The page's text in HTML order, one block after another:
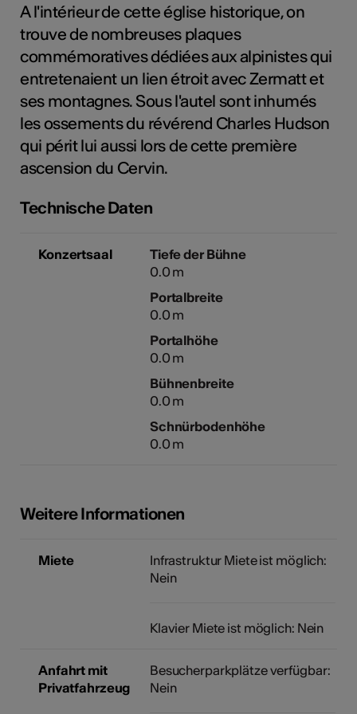
A l'intérieur de cette église historique, on
trouve de nombreuses plaques
commémoratives dédiées aux alpinistes qui
entretenaient un lien étroit avec Zermatt et
ses montagnes. Sous l'autel sont inhumés
les ossements du révérend Charles Hudson
qui périt lui aussi lors de cette première
ascension du Cervin.
Technische Daten
Konzertsaal
Tiefe der Bühne
0.0 m
Portalbreite
0.0 m
Portalhöhe
0.0 m
Bühnenbreite
0.0 m
Schnürbodenhöhe
0.0 m
Weitere Informationen
Miete
Infrastruktur Miete ist möglich:
Nein
Klavier Miete ist möglich: Nein
Anfahrt mit
Privatfahrzeug
Besucherparkplätze verfügbar:
Nein